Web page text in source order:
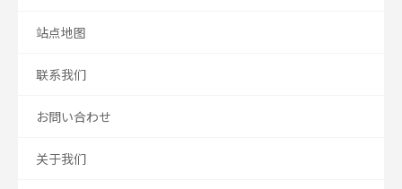
站点地图
联系我们
お問い合わせ
关于我们